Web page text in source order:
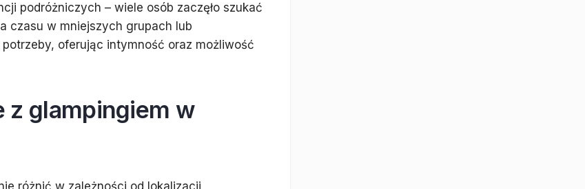
podróżniczych – wiele osób zaczęło szukać
czasu w mniejszych grupach lub
oferując intymność oraz możliwość
z glampingiem w
różnić w zależności od lokalizacji,